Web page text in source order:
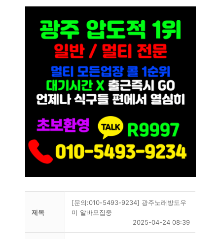
제목
[문의:010-5493-9234] 광주노래방도우
미 알바모집중
2025-04-24 08:39